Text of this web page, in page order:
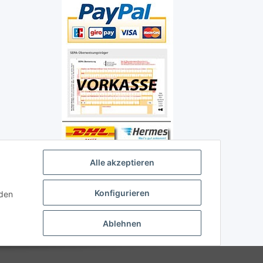
Alle akzeptieren
Konfigurieren
Ablehnen